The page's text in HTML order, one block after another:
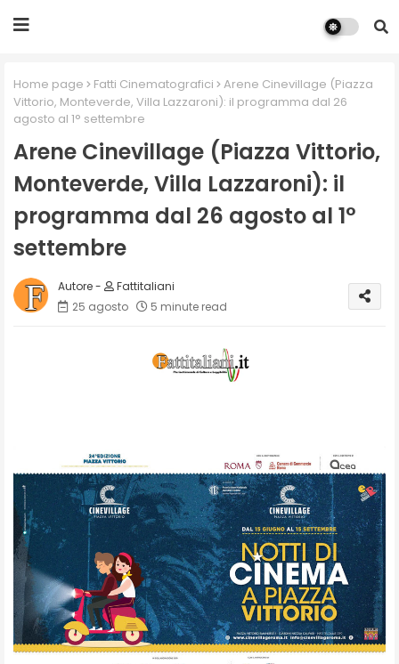
Home page Fatti Cinematografici
Arene Cinevillage (Piazza
Vittorio, Monteverde, Villa Lazzaroni): il programma dal 26
agosto al 1° settembre
Arene Cinevillage (Piazza Vittorio,
Monteverde, Villa Lazzaroni): il
programma dal 26 agosto al 1°
settembre
Fattitaliani
25 agosto
5 minute read